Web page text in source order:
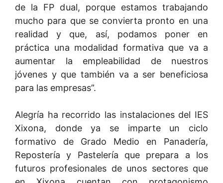
de la FP dual, porque estamos trabajando
mucho para que se convierta pronto en una
realidad y que, así, podamos poner en
práctica una modalidad formativa que va a
aumentar la empleabilidad de nuestros
jóvenes y que también va a ser beneficiosa
para las empresas”.
Alegría ha recorrido las instalaciones del IES
Xixona, donde ya se imparte un ciclo
formativo de Grado Medio en Panadería,
Repostería y Pastelería que prepara a los
futuros profesionales de unos sectores que